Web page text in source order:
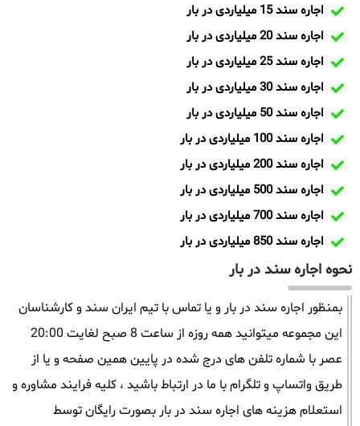
اجاره سند 15 میلیاردی در بار
اجاره سند 20 میلیاردی در بار
اجاره سند 25 میلیاردی در بار
اجاره سند 30 میلیاردی در بار
اجاره سند 50 میلیاردی در بار
اجاره سند 100 میلیاردی در بار
اجاره سند 200 میلیاردی در بار
اجاره سند 500 میلیاردی در بار
اجاره سند 700 میلیاردی در بار
اجاره سند 850 میلیاردی در بار
نحوه اجاره سند در بار
بمنظور اجاره سند در بار و یا تماس با تیم ایران سند و کارشناسان
این مجموعه میتوانید همه روزه از ساعت 8 صبح لغایت 20:00
عصر با شماره تلفن های درج شده در پایین همین صفحه و یا از
طریق واتساپ و تلگرام با ما در ارتباط باشید ، کلیه فرایند مشاوره و
استعلام هزینه های اجاره سند در بار بصورت رایگان توسط